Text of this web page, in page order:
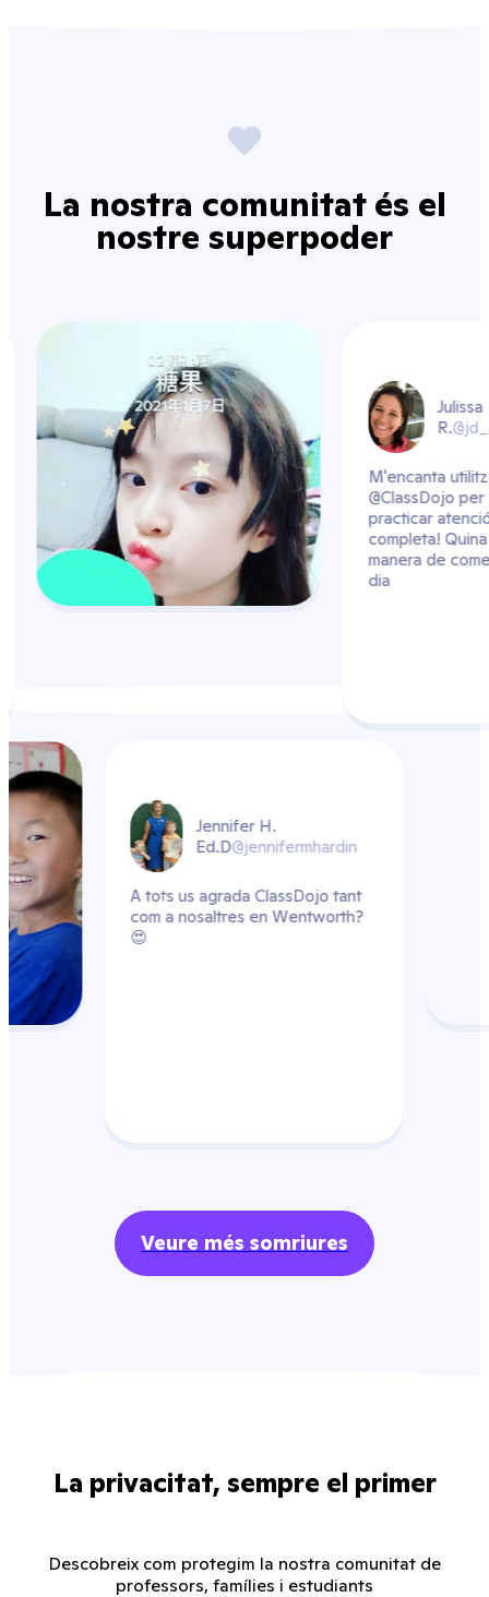
La nostra comunitat és el
nostre superpoder
Jennifer H.
Ed.D @jennifermhardin
us agrada ClassDojo tant
a nosaltres en Wentworth?
Veure més somriures
La privacitat, sempre el primer
Descobreix com protegim la nostra comunitat de
professors, famílies i estudiants